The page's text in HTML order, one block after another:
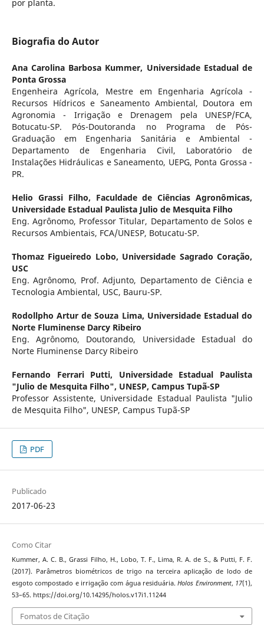
por planta.
Biografia do Autor
Ana Carolina Barbosa Kummer, Universidade Estadual de
Ponta Grossa
Engenheira Agrícola, Mestre em Engenharia Agrícola -
Recursos Hídricos e Saneamento Ambiental, Doutora em
Agronomia - Irrigação e Drenagem pela UNESP/FCA,
Botucatu-SP. Pós-Doutoranda no Programa de Pós-
Graduação em Engenharia Sanitária e Ambiental -
Departamento de Engenharia Civil, Laboratório de
Instalações Hidráulicas e Saneamento, UEPG, Ponta Grossa -
PR.
Helio Grassi Filho, Faculdade de Ciências Agronômicas,
Universidade Estadual Paulista Julio de Mesquita Filho
Eng. Agrônomo, Professor Titular, Departamento de Solos e
Recursos Ambientais, FCA/UNESP, Botucatu-SP.
Thomaz Figueiredo Lobo, Universidade Sagrado Coração,
USC
Eng. Agrônomo, Prof. Adjunto, Departamento de Ciência e
Tecnologia Ambiental, USC, Bauru-SP.
Rodollpho Artur de Souza Lima, Universidade Estadual do
Norte Fluminense Darcy Ribeiro
Eng. Agrônomo, Doutorando, Universidade Estadual do
Norte Fluminense Darcy Ribeiro
Fernando Ferrari Putti, Universidade Estadual Paulista
"Julio de Mesquita Filho", UNESP, Campus Tupã-SP
Professor Assistente, Universidade Estadual Paulista "Julio
de Mesquita Filho", UNESP, Campus Tupã-SP
PDF
Publicado
2017-06-23
Como Citar
Kummer, A. C. B., Grassi Filho, H., Lobo, T. F., Lima, R. A. de S., & Putti, F. F.
(2017). Parâmetros biométricos de trigo na terceira aplicação de lodo de
esgoto compostado e irrigação com água residuária.Holos Environment, 17(1),
53–65. https://doi.org/10.14295/holos.v17i1.11244
Fomatos de Citação